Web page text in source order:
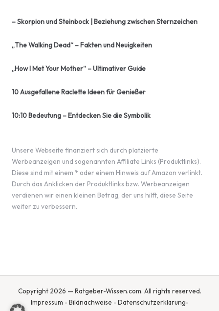
– Skorpion und Steinbock | Beziehung zwischen Sternzeichen
„The Walking Dead“ – Fakten und Neuigkeiten
„How I Met Your Mother“ – Ultimativer Guide
10 Ausgefallene Raclette Ideen für Genießer
10:10 Bedeutung – Entdecken Sie die Symbolik
Unsere Webseite finanziert sich durch platzierte
Werbeanzeigen und sogenannten Affiliate Links (Produktlinks).
Diese sind mit einem * oder einem Hinweis auf Amazon verlinkt.
Durch das Anklicken der Produktlinks bzw. Werbeanzeigen
verdienen wir einen kleinen Betrag, der uns hilft, diese Seite
weiter zu verbessern.
Copyright 2026 — Ratgeber-Wissen.com. All rights reserved.
Impressum - Bildnachweise - Datenschutzerklärung-